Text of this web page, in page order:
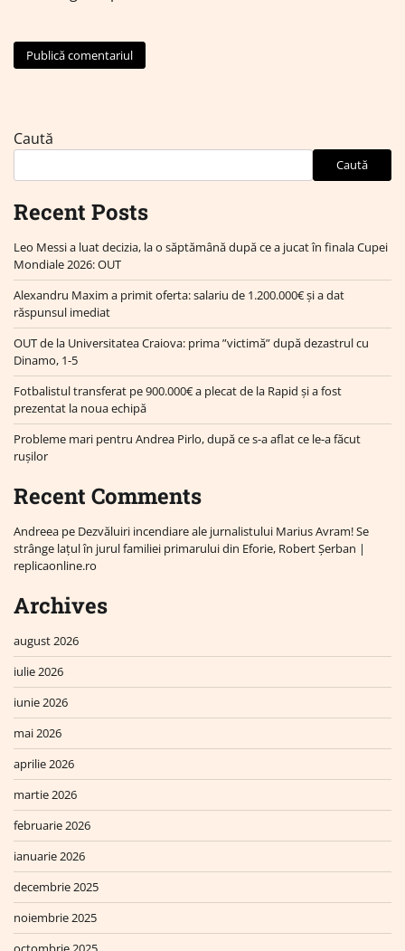
Caută
Caută
Recent Posts
Leo Messi a luat decizia, la o săptămână după ce a jucat în finala Cupei
Mondiale 2026: OUT
Alexandru Maxim a primit oferta: salariu de 1.200.000€ și a dat
răspunsul imediat
OUT de la Universitatea Craiova: prima ”victimă” după dezastrul cu
Dinamo, 1-5
Fotbalistul transferat pe 900.000€ a plecat de la Rapid și a fost
prezentat la noua echipă
Probleme mari pentru Andrea Pirlo, după ce s-a aflat ce le-a făcut
rușilor
Recent Comments
Andreea pe Dezvăluiri incendiare ale jurnalistului Marius Avram! Se
strânge lațul în jurul familiei primarului din Eforie, Robert Șerban |
replicaonline.ro
Archives
august 2026
iulie 2026
iunie 2026
mai 2026
aprilie 2026
martie 2026
februarie 2026
ianuarie 2026
decembrie 2025
noiembrie 2025